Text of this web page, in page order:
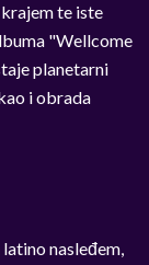
te iste
"Wellcome
planetarni
i obrada
nasleđem,